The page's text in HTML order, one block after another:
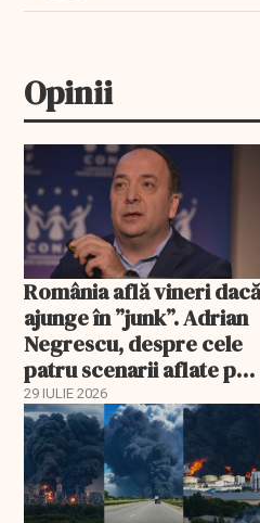
Opinii
România află vineri dacă
ajunge în ”junk”. Adrian
Negrescu, despre cele
patru scenarii aflate pe
masa Fitch
29 IULIE 2026